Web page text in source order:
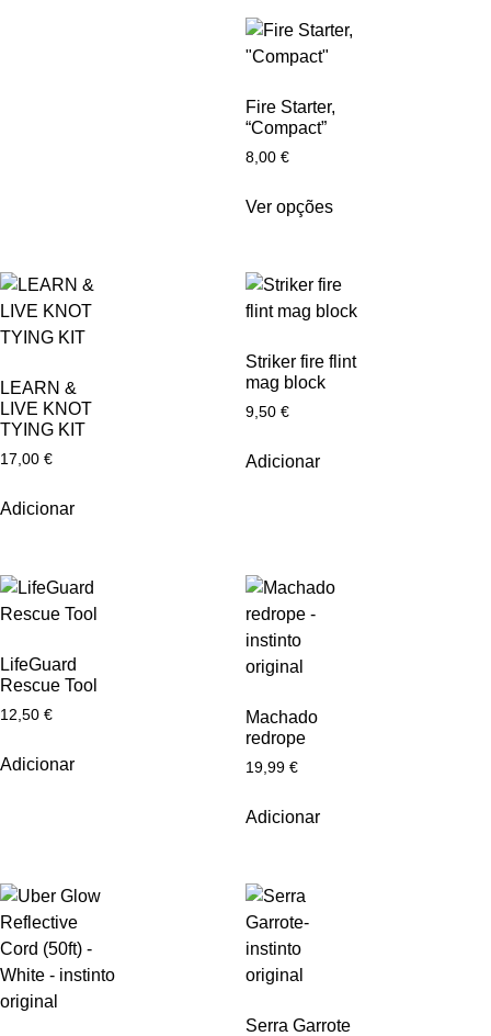
Fire Starter,
“Compact”
8,00 €
Ver opções
LEARN &
LIVE KNOT
TYING KIT
17,00 €
Adicionar
Striker fire flint
mag block
9,50 €
Adicionar
LifeGuard
Rescue Tool
12,50 €
Adicionar
Machado
redrope
19,99 €
Adicionar
Serra Garrote